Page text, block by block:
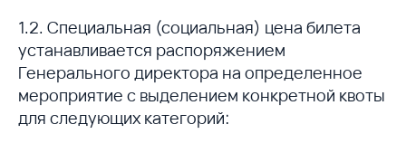
1.2. Специальная (социальная) цена билета
устанавливается распоряжением
Генерального директора на определенное
мероприятие с выделением конкретной квоты
для следующих категорий: